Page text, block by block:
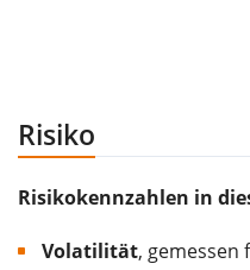
Risiko
Risikokennzahlen in
Volatilität, gemessen